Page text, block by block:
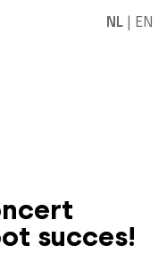
NL | EN
succes!